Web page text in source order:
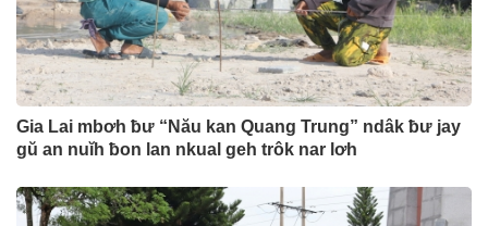
Gia Lai mbơh ƀư “Nău kan Quang Trung” ndâk ƀư jay
gŭ an nuĭh ƀon lan nkual geh trôk nar lơh